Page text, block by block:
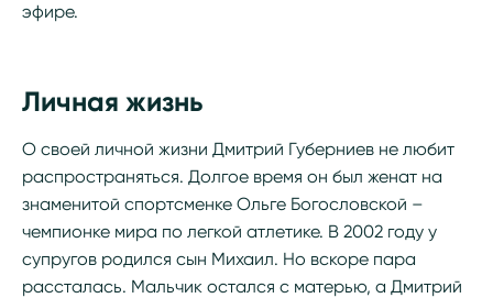
эфире.
Личная жизнь
О своей личной жизни Дмитрий Губерниев не любит
распространяться. Долгое время он был женат на
знаменитой спортсменке Ольге Богословской –
чемпионке мира по легкой атлетике. В 2002 году у
супругов родился сын Михаил. Но вскоре пара
рассталась. Мальчик остался с матерью, а Дмитрий